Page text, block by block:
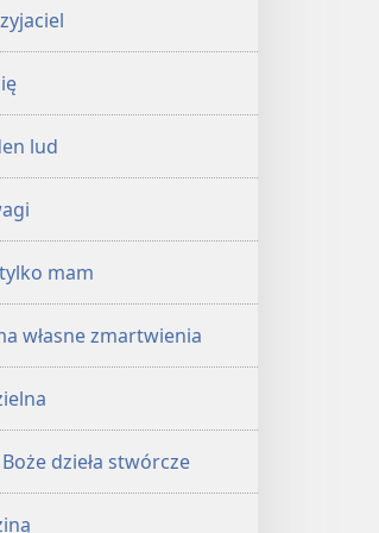
lud
mam
własne zmartwienia
dzieła stwórcze